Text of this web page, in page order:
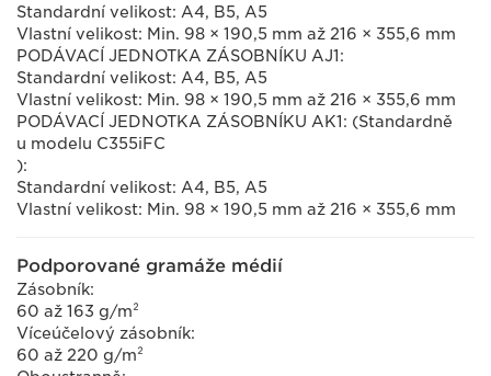
Standardní velikost: A4, B5, A5
Vlastní velikost: Min. 98 × 190,5 mm až 216 × 355,6 mm
PODÁVACÍ JEDNOTKA ZÁSOBNÍKU AJ1:
Standardní velikost: A4, B5, A5
Vlastní velikost: Min. 98 × 190,5 mm až 216 × 355,6 mm
PODÁVACÍ JEDNOTKA ZÁSOBNÍKU AK1: (Standardně
u modelu C355iFC
):
Standardní velikost: A4, B5, A5
Vlastní velikost: Min. 98 × 190,5 mm až 216 × 355,6 mm
Podporované gramáže médií
Zásobník:
60 až 163 g/m²
Víceúčelový zásobník:
60 až 220 g/m²